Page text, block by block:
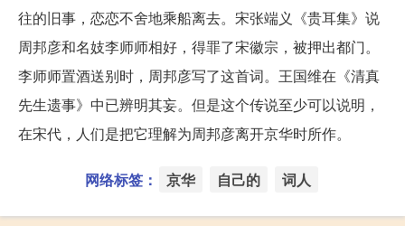
往的旧事，恋恋不舍地乘船离去。宋张端义《贵耳集》说
周邦彦和名妓李师师相好，得罪了宋徽宗，被押出都门。
李师师置酒送别时，周邦彦写了这首词。王国维在《清真
先生遗事》中已辨明其妄。但是这个传说至少可以说明，
在宋代，人们是把它理解为周邦彦离开京华时所作。
网络标签： 京华 自己的 词人